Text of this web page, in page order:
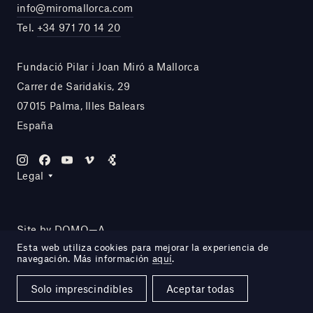
info@miromallorca.com
Tel. +34 971 70 14 20
Fundació Pilar i Joan Miró a Mallorca
Carrer de Saridakis, 29
07015 Palma, Illes Balears
España
Legal
Site by DOMO—A
Esta web utiliza cookies para mejorar la experiencia de
navegación. Más información aquí.
Solo imprescindibles Aceptar todas